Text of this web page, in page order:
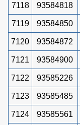
7118 93584818
7119 93584850
7120 93584872
7121 93584900
7122 93585226
7123 93585485
7124 93585561